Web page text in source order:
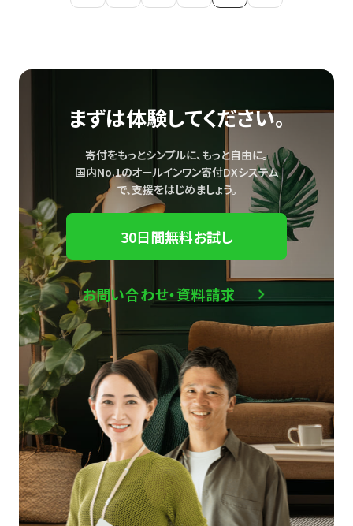
まずは体験してください。
寄付をもっとシンプルに、もっと自由に。
国内No.1のオールインワン寄付DXシステム
で、支援をはじめましょう。
30日間無料お試し
お問い合わせ・資料請求